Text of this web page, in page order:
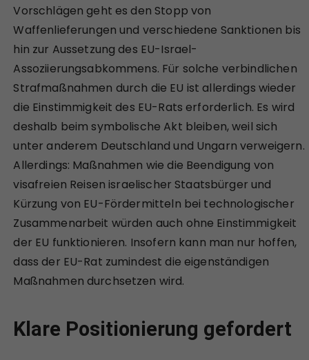
Vorschlägen geht es den Stopp von
Waffenlieferungen und verschiedene Sanktionen bis
hin zur Aussetzung des EU-Israel-
Assoziierungsabkommens. Für solche verbindlichen
Strafmaßnahmen durch die EU ist allerdings wieder
die Einstimmigkeit des EU-Rats erforderlich. Es wird
deshalb beim symbolische Akt bleiben, weil sich
unter anderem Deutschland und Ungarn verweigern.
Allerdings: Maßnahmen wie die Beendigung von
visafreien Reisen israelischer Staatsbürger und
Kürzung von EU-Fördermitteln bei technologischer
Zusammenarbeit würden auch ohne Einstimmigkeit
der EU funktionieren. Insofern kann man nur hoffen,
dass der EU-Rat zumindest die eigenständigen
Maßnahmen durchsetzen wird.
Klare Positionierung gefordert